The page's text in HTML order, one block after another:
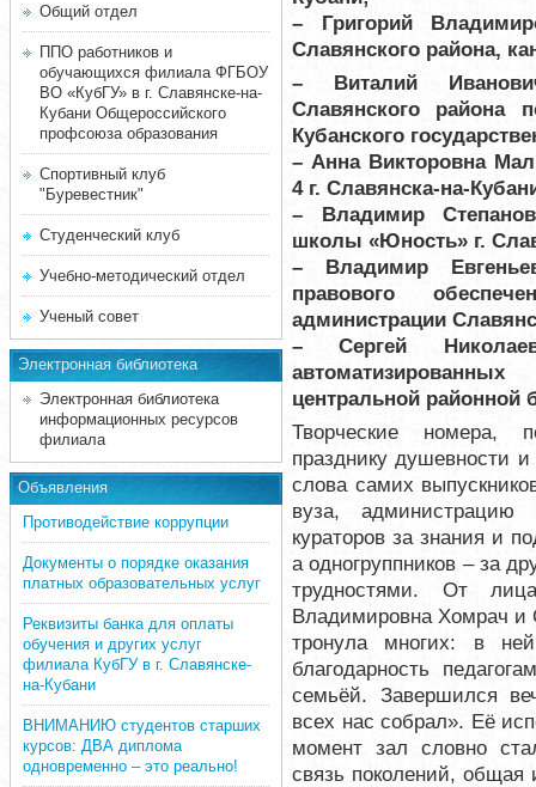
Общий отдел
ППО работников и
обучающихся филиала ФГБОУ
ВО «КубГУ» в г. Славянске-на-
Кубани Общероссийского
профсоюза образования
Спортивный клуб
"Буревестник"
Студенческий клуб
Учебно-методический отдел
Ученый совет
Электронная библиотека
Электронная библиотека
информационных ресурсов
филиала
Объявления
Противодействие коррупции
Документы о порядке оказания
платных образовательных услуг
Реквизиты банка для оплаты
обучения и других услуг
филиала КубГУ в г. Славянске-
на-Кубани
ВНИМАНИЮ студентов старших
курсов: ДВА диплома
одновременно – это реально!
– Григорий
Славянского района,
– Виталий
Славянского района
Кубанского
– Анна Викторовна
4 г. Славянска-на-
– Владимир
школы «Юность» г.
– Владимир
правового
администрации
– Сергей
центральной районной
Творческие номера,
празднику душевности
слова самих
вуза,
кураторов за знания и
а одногруппников – за
трудностями. От
Владимировна Хомрач и
тронула многих: в
благодарность
семьёй. Завершился
всех нас собрал». Её
момент зал словно
связь поколений,